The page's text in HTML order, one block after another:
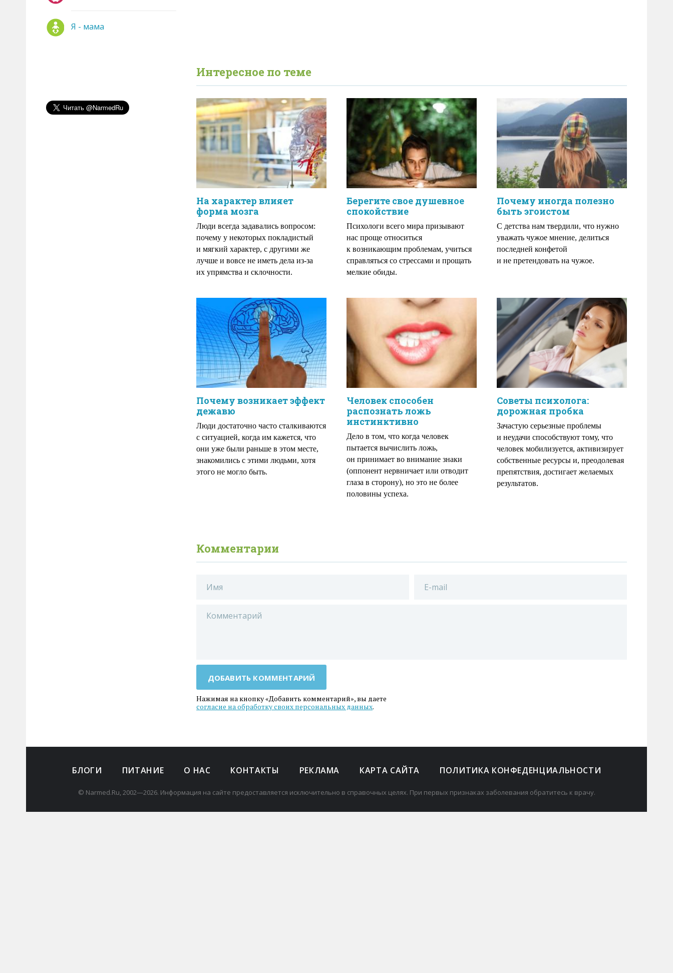
Интересное по теме
На характер влияет
форма мозга
Люди всегда задавались вопросом:
почему у некоторых покладистый
и мягкий характер, с другими же
лучше и вовсе не иметь дела из-за
их упрямства и склочности.
Берегите свое душевное
спокойствие
Психологи всего мира призывают
нас проще относиться
к возникающим проблемам, учиться
справляться со стрессами и прощать
мелкие обиды.
Почему иногда полезно
быть эгоистом
С детства нам твердили, что нужно
уважать чужое мнение, делиться
последней конфетой
и не претендовать на чужое.
Почему возникает эффект
дежавю
Люди достаточно часто сталкиваются
с ситуацией, когда им кажется, что
они уже были раньше в этом месте,
знакомились с этими людьми, хотя
этого не могло быть.
Человек способен
распознать ложь
инстинктивно
Дело в том, что когда человек
пытается вычислить ложь,
он принимает во внимание знаки
(оппонент нервничает или отводит
глаза в сторону), но это не более
половины успеха.
Советы психолога:
дорожная пробка
Зачастую серьезные проблемы
и неудачи способствуют тому, что
человек мобилизуется, активизирует
собственные ресурсы и, преодолевая
препятствия, достигает желаемых
результатов.
Комментарии
ДОБАВИТЬ КОММЕНТАРИЙ
Нажимая на кнопку «Добавить комментарий», вы даете
согласие на обработку своих персональных данных.
Я - мама
БЛОГИ ПИТАНИЕ О НАС КОНТАКТЫ РЕКЛАМА КАРТА САЙТА ПОЛИТИКА КОНФЕДЕНЦИАЛЬНОСТИ
© Narmed.Ru, 2002—2026. Информация на сайте предоставляется исключительно в справочных целях. При первых признаках заболевания обратитесь к врачу.